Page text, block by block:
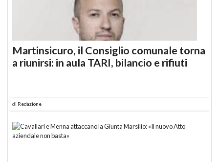
Martinsicuro, il Consiglio comunale torna
a riunirsi: in aula TARI, bilancio e rifiuti
di Redazione